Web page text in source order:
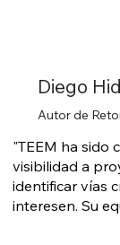
"TEEM ha sido
visibilidad a
identificar vías
interesen. Su
Diego
Autor de